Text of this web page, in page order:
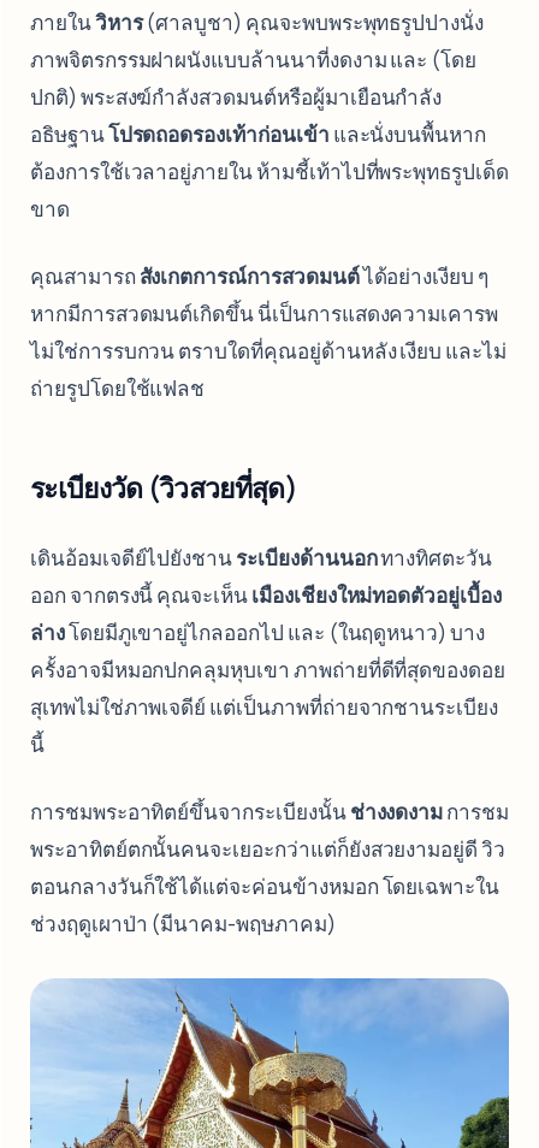
ภายในวิหาร(ศาลบูชา) คุณจะพบพระพุทธรูปปางนั่ง
ภาพจิตรกรรมฝาผนังแบบล้านนาที่งดงาม และ (โดย
ปกติ) พระสงฆ์กำลังสวดมนต์หรือผู้มาเยือนกำลัง
อธิษฐานโปรดถอดรองเท้าก่อนเข้า และนั่งบนพื้นหาก
ต้องการใช้เวลาอยู่ภายใน ห้ามชี้เท้าไปที่พระพุทธรูปเด็ด
ขาด
คุณสามารถ สังเกตการณ์การสวดมนต์ได้อย่างเงียบ ๆ
หากมีการสวดมนต์เกิดขึ้น นี่เป็นการแสดงความเคารพ
ไม่ใช่การรบกวน ตราบใดที่คุณอยู่ด้านหลัง เงียบ และไม่
ถ่ายรูปโดยใช้แฟลช
ระเบียงวัด (วิวสวยที่สุด)
เดินอ้อมเจดีย์ไปยังชานระเบียงด้านนอกทางทิศตะวัน
ออก จากตรงนี้ คุณจะเห็นเมืองเชียงใหม่ทอดตัวอยู่เบื้อง
ล่างโดยมีภูเขาอยู่ไกลออกไป และ (ในฤดูหนาว) บาง
ครั้งอาจมีหมอกปกคลุมหุบเขา ภาพถ่ายที่ดีที่สุดของดอย
สุเทพไม่ใช่ภาพเจดีย์ แต่เป็นภาพที่ถ่ายจากชานระเบียง
นี้
การชมพระอาทิตย์ขึ้นจากระเบียงนั้นช่างงดงามการชม
พระอาทิตย์ตกนั้นคนจะเยอะกว่าแต่ก็ยังสวยงามอยู่ดี วิว
ตอนกลางวันก็ใช้ได้แต่จะค่อนข้างหมอก โดยเฉพาะใน
ช่วงฤดูเผาป่า (มีนาคม-พฤษภาคม)